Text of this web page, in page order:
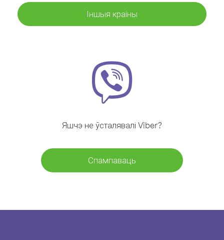
Іншыя краіны
Яшчэ не ўсталявалі Viber?
Спампаваць